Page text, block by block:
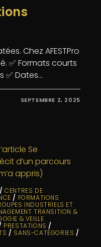
Chez AFESTPro
✅ Formats courts
✅ Dates…
SEPTEMBRE 2, 2025
/CENTRES DE
/ FORMATIONS
INDUSTRIELS ET
TRANSITION &
& VEILLE
PRESTATIONS /
/ SANS-CATÉGORIES /